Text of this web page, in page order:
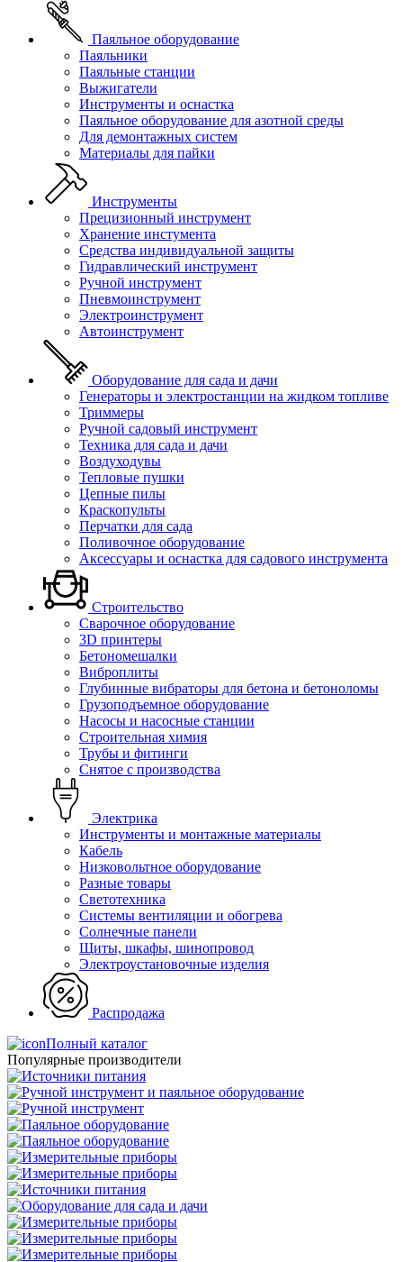
Паяльное оборудование
Паяльники
Паяльные станции
Выжигатели
Инструменты и оснастка
Паяльное оборудование для азотной среды
Для демонтажных систем
Материалы для пайки
Инструменты
Прецизионный инструмент
Хранение инстумента
Средства индивидуальной защиты
Гидравлический инструмент
Ручной инструмент
Пневмоинструмент
Электроинструмент
Автоинструмент
Оборудование для сада и дачи
Генераторы и электростанции на жидком топливе
Триммеры
Ручной садовый инструмент
Техника для сада и дачи
Воздуходувы
Тепловые пушки
Цепные пилы
Краскопульты
Перчатки для сада
Поливочное оборудование
Аксессуары и оснастка для садового инструмента
Строительство
Сварочное оборудование
3D принтеры
Бетономешалки
Виброплиты
Глубинные вибраторы для бетона и бетоноломы
Грузоподъемное оборудование
Насосы и насосные станции
Строительная химия
Трубы и фитинги
Снятое с производства
Электрика
Инструменты и монтажные материалы
Кабель
Низковольтное оборудование
Разные товары
Светотехника
Системы вентиляции и обогрева
Солнечные панели
Щиты, шкафы, шинопровод
Электроустановочные изделия
Распродажа
Полный каталог
Популярные производители